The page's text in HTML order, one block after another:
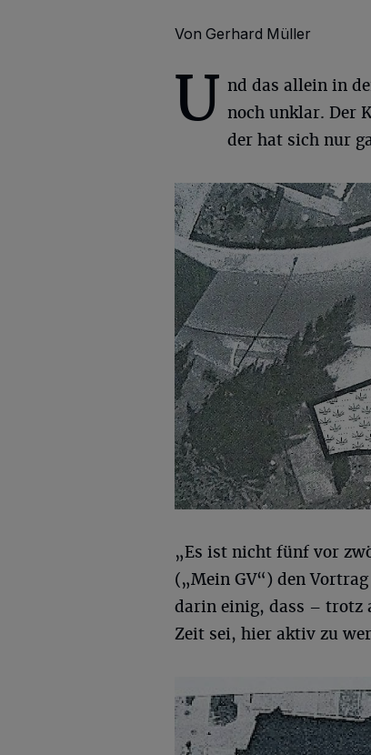
Von Gerhard Müller
U nd das allein in
noch unklar. Der
der hat sich nur
„Es ist nicht fünf vor
(„Mein GV“) den
darin einig, dass – trotz
Zeit sei, hier aktiv zu